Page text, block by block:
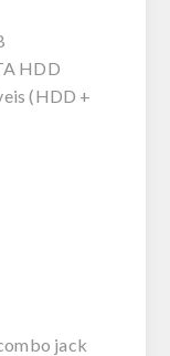
HDD
(HDD +
jack